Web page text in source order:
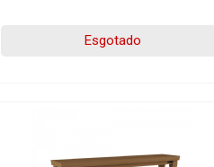
Esgotado